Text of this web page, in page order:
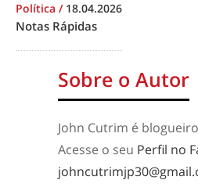
Política / 18.04.2026
Notas Rápidas
Sobre o Autor
John Cutrim é
Acesse o seu Perfil no